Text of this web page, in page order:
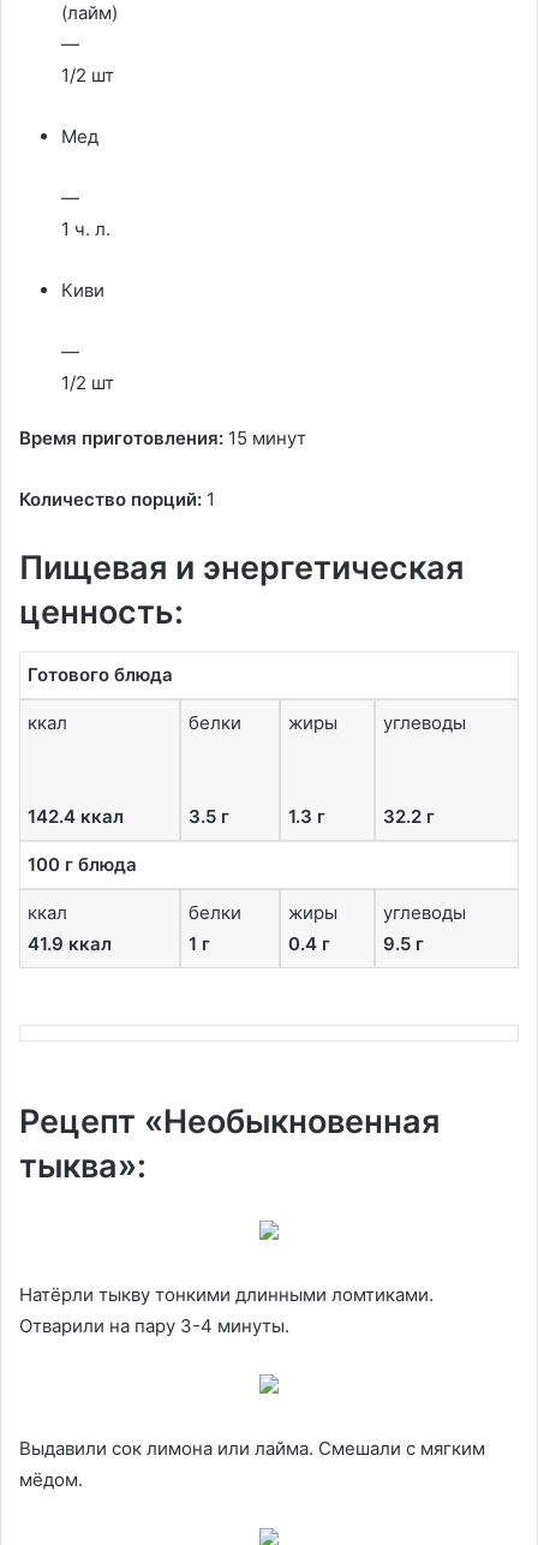
(лайм)
—
1/2 шт
Мед
—
1 ч. л.
Киви
—
1/2 шт
Время приготовления: 15 минут
Количество порций: 1
Пищевая и энергетическая
ценность:
Готового блюда
ккал
142.4 ккал
белки
3.5 г
жиры
1.3 г
углеводы
32.2 г
100 г блюда
ккал
41.9 ккал
белки
1 г
жиры
0.4 г
углеводы
9.5 г
Рецепт «Необыкновенная
тыква»:
Натёрли тыкву тонкими длинными ломтиками.
Отварили на пару 3-4 минуты.
Выдавили сок лимона или лайма. Смешали с мягким
мёдом.